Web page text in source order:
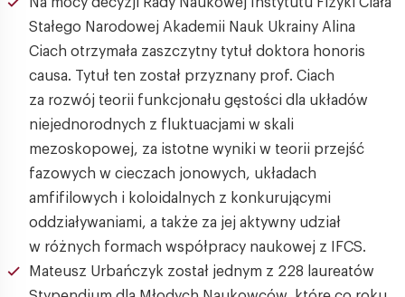
Stałego Narodowej Akademii Nauk Ukrainy Alina
Ciach otrzymała zaszczytny tytuł doktora honoris
causa. Tytuł ten został przyznany prof. Ciach
za rozwój teorii funkcjonału gęstości dla układów
niejednorodnych z fluktuacjami w skali
mezoskopowej, za istotne wyniki w teorii przejść
fazowych w cieczach jonowych, układach
amfifilowych i koloidalnych z konkurującymi
oddziaływaniami, a także za jej aktywny udział
w różnych formach współpracy naukowej z IFCS.
Mateusz Urbańczyk został jednym z 228 laureatów